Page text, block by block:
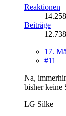
Reaktionen
14.258
Beiträge
12.738
17.
#11
Na,
bisher keine
LG Silke